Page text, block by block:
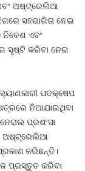
ଅଷ୍ଟ୍ରେଲିଆ
ସହଭାଗିତା ନେଇ
ଏବଂ
ସୃଷ୍ଟି କରିବା ନେଇ
ପଦକ୍ଷେପ
ନିଆଯାଇଥିବା
ପ୍ରଶଂସା
ଅଷ୍ଟ୍ରେଲିଆ
କରିଛନ୍ତି।
ପ୍ରସ୍ତୁତ କରିବା